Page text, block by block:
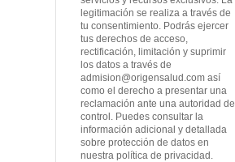
legitimación se realiza a través de
tu consentimiento. Podrás ejercer
tus derechos de acceso,
rectificación, limitación y suprimir
los datos a través de
admision@origensalud.com así
como el derecho a presentar una
reclamación ante una autoridad de
control. Puedes consultar la
información adicional y detallada
sobre protección de datos en
nuestrapolítica de privacidad